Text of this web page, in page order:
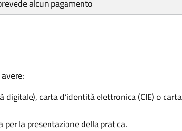
alcun pagamento
digitale), carta d’identità elettronica (CIE) o carta
la presentazione della pratica.